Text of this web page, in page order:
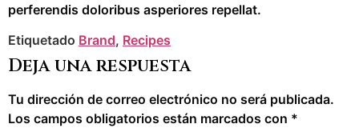
perferendis doloribus asperiores repellat.
Etiquetado Brand, Recipes
Deja una respuesta
Tu dirección de correo electrónico no será publicada.
Los campos obligatorios están marcados con *